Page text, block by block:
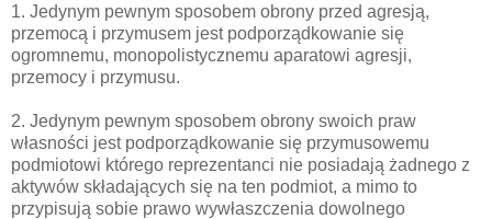
1. Jedynym pewnym sposobem obrony przed agresją,
przemocą i przymusem jest podporządkowanie się
ogromnemu, monopolistycznemu aparatowi agresji,
przemocy i przymusu.
2. Jedynym pewnym sposobem obrony swoich praw
własności jest podporządkowanie się przymusowemu
podmiotowi którego reprezentanci nie posiadają żadnego z
aktywów składających się na ten podmiot, a mimo to
przypisują sobie prawo wywłaszczenia dowolnego